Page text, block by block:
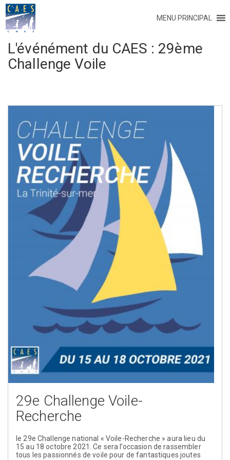
MENU PRINCIPAL
L'événément du CAES : 29ème
Challenge Voile
29e Challenge Voile-
Recherche
le 29e Challenge national « Voile-Recherche » aura lieu du
15 au 18 octobre 2021. Ce sera l’occasion de rassembler
tous les passionnés de voile pour de fantastiques joutes